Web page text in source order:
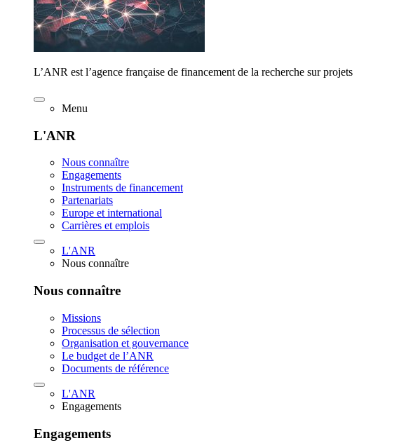
L’ANR est l’agence française de financement de la recherche sur projets
Menu
L'ANR
Nous connaître
Engagements
Instruments de financement
Partenariats
Europe et international
Carrières et emplois
L'ANR
Nous connaître
Nous connaître
Missions
Processus de sélection
Organisation et gouvernance
Le budget de l’ANR
Documents de référence
L'ANR
Engagements
Engagements